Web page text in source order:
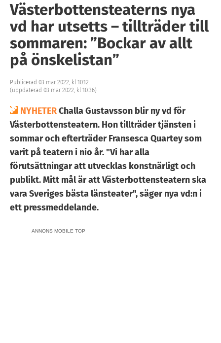
Västerbottensteaterns nya
vd har utsetts – tillträder till
sommaren: ”Bockar av allt
på önskelistan”
Publicerad 03 mar 2022, kl 10:12
(uppdaterad 03 mar 2022, kl 10:36)
NYHETERChalla Gustavsson blir ny vd för
Västerbottensteatern. Hon tillträder tjänsten i
sommar och efterträder Fransesca Quartey som
varit på teatern i nio år. "Vi har alla
förutsättningar att utvecklas konstnärligt och
publikt. Mitt mål är att Västerbottensteatern ska
vara Sveriges bästa länsteater", säger nya vd:n i
ett pressmeddelande.
ANNONS MOBILE TOP